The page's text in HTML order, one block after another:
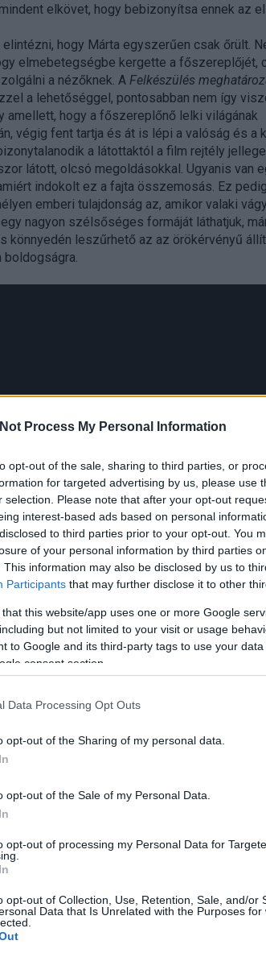
Process My Personal Information
opt-out of the sale, sharing to third parties, or
for targeted advertising by us, please use
selection. Please note that after your opt-out
interest-based ads based on personal
to third parties prior to your opt-out. You
of your personal information by third parties
This information may also be disclosed by us to
Participants that may further disclose it to other
that this website/app uses one or more Google
but not limited to your visit or usage
to Google and its third-party tags to use your
consent section.
Data Processing Opt Outs
opt-out of the Sharing of my personal data.
opt-out of the Sale of my Personal Data.
opt-out of processing my Personal Data for
opt-out of Collection, Use, Retention, Sale, and/or
Data that Is Unrelated with the Purposes for
elkövet, hogy bebizonyítsa ennek az
hogy Márta egyszerűen csak őrült.
elmebetegségbe kergette a főszereplőjét,
a nézőknek. A Felkészülés
a lehetőséggel, pontosabban nem így
amellett, hogy a főszereplőnő lelki világának
végig fent tartja és át is lépi a valóság és a
a látottaktól a film rejtély
látott, olcsó megoldásokkal. Ugyanis van
indokolt ez a fajta összemosás. Ez
emberi tulajdonság az, amikor valaki
nagyon szélsőséges formáját láthatjuk,
leszűrhető az az örökérvényű
boldogságra.
is jellemzi, mert a színészi játék a film
viszont egyáltalán nem
Natasának ez volt az első főszerepe filmben
Vizy Mártát egy távolságtartó, rideg,
és ezek a megállapítások nem is nagyon
tudjuk leolvasni az érzéseit, miközben
vagy inkább az egész világgal. Stork
volt néha olyan, mintha kierőltetné
elő. Bodó Viktor Drexler Jánosként egy
bíró ember, akinek az életében történt
miközben a reményt és a kétségbeesést
Horvát Lili filmjében, nem teljes egészében
viccesen megmosolyogtató a
dallamos és mélységesen melankolikus
snittet. Egy végtelenül igényes,
is annyira érzéki és finom, hogy arra szavak